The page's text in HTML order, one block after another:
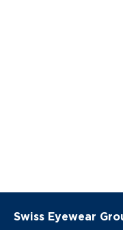
Swiss Eyewear